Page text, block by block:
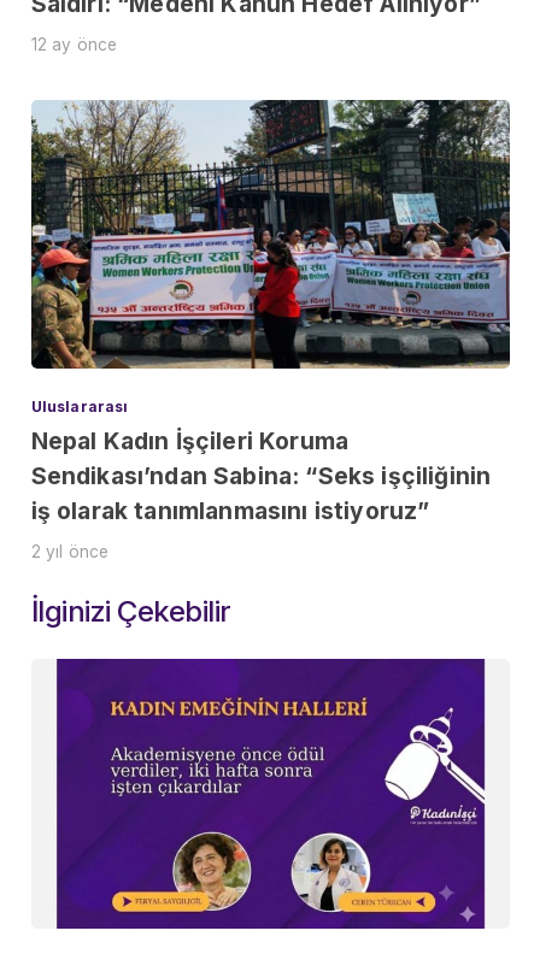
12 ay önce
Uluslararası
Nepal Kadın İşçileri Koruma
Sendikası’ndan Sabina: “Seks işçiliğinin
iş olarak tanımlanmasını istiyoruz”
2 yıl önce
İlginizi Çekebilir